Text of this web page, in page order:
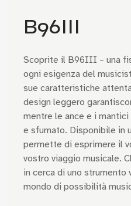
B96III
Scoprite il B96III – una
ogni esigenza del
sue caratteristiche
design leggero
mentre le ance e i
e sfumato. Disponibile in
permette di esprimere il
vostro viaggio musicale.
in cerca di uno
mondo di possibilità